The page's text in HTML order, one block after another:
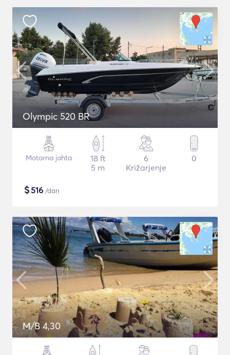
Olympic 520 BR
Motorna jahta
18 ft
5 m
6
Križarjenje
0
$516 /dan
M/B 4,30